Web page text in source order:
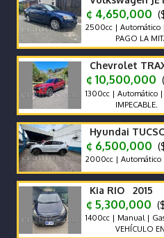
¢ 4,650,000
2500cc | Automático
PAGO LA MITAD
Chevrolet
¢ 10,500,000
1300cc | Automático |
IMPECABLE.
Hyundai
¢ 6,500,000
2000cc | Automático
Kia RIO 2015
¢ 5,300,000
1400cc | Manual |
VEHÍCULO EN